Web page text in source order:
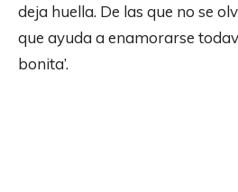
deja huella. De las que no se
que ayuda a enamorarse
bonita’.